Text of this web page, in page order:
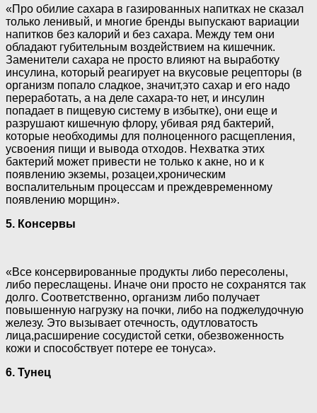
«Про обилие сахара в газированных напитках не сказал
только ленивый, и многие бренды выпускают вариации
напитков без калорий и без сахара. Между тем они
обладают губительным воздействием на кишечник.
Заменители сахара не просто влияют на выработку
инсулина, который реагирует на вкусовые рецепторы (в
организм попало сладкое, значит,это сахар и его надо
переработать, а на деле сахара-то нет, и инсулин
попадает в пищевую систему в избытке), они еще и
разрушают кишечную флору, убивая ряд бактерий,
которые необходимы для полноценного расщепления,
усвоения пищи и вывода отходов. Нехватка этих
бактерий может привести не только к акне, но и к
появлению экземы, розацеи,хроническим
воспалительным процессам и преждевременному
появлению морщин».
5. Консервы
«Все консервированные продукты либо пересолены,
либо переслащены. Иначе они просто не сохранятся так
долго. Соответственно, организм либо получает
повышенную нагрузку на почки, либо на поджелудочную
железу. Это вызывает отечность, одутловатость
лица,расширение сосудистой сетки, обезвоженность
кожи и способствует потере ее тонуса».
6. Тунец